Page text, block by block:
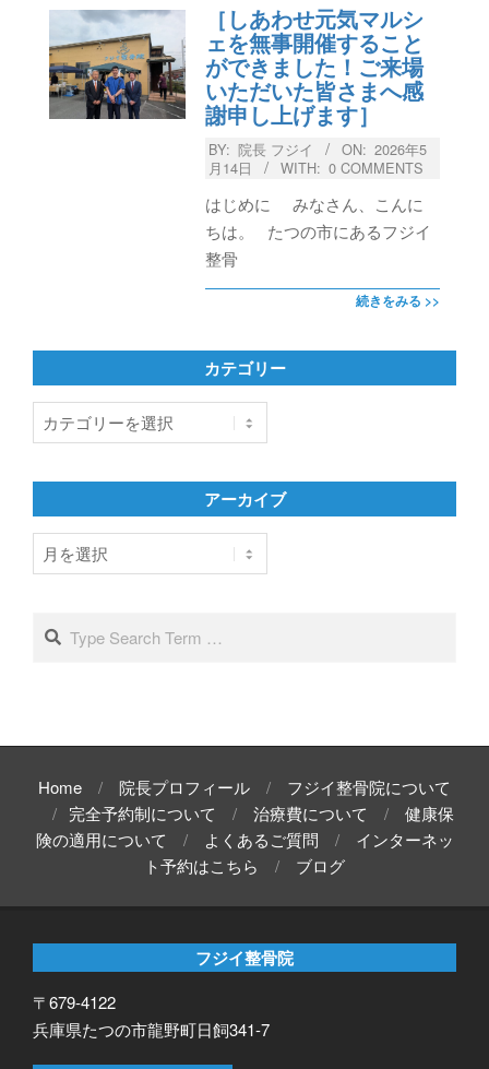
［しあわせ元気マルシ
ェを無事開催すること
ができました！ご来場
いただいた皆さまへ感
謝申し上げます］
BY: 院長 フジイ ON: 2026年5
月14日
WITH: 0 COMMENTS
はじめに みなさん、こんに
ちは。 たつの市にあるフジイ
整骨
続きをみる >>
カテゴリー
テ
リ
アーカイブ
ア
ー
ブSearch
Home 院長プロフィール
フジイ整骨院について
完全予約制について
治療費について
健康保
険の適用について
よくあるご質問
インターネッ
ト予約はこちら
ブログ
フジイ整骨院
〒679-4122
兵庫県たつの市龍野町日飼341-7